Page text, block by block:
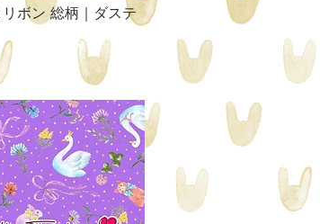
ビュー
リボン 総柄｜ダステ